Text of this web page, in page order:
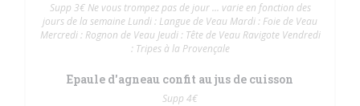
Supp 3€ Ne vous trompez pas de jour ... varie en fonction des
jours de la semaine Lundi : Langue de Veau Mardi : Foie de Veau
Mercredi : Rognon de Veau Jeudi : Tête de Veau Ravigote Vendredi
: Tripes à la Provençale
Epaule d'agneau confit au jus de cuisson
Supp 4€